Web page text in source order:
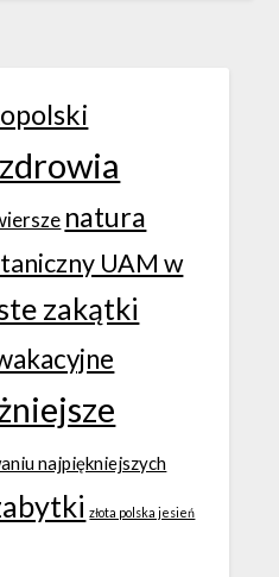
natura
UAM w
zakątki
najpiękniejszych
złota polska jesień